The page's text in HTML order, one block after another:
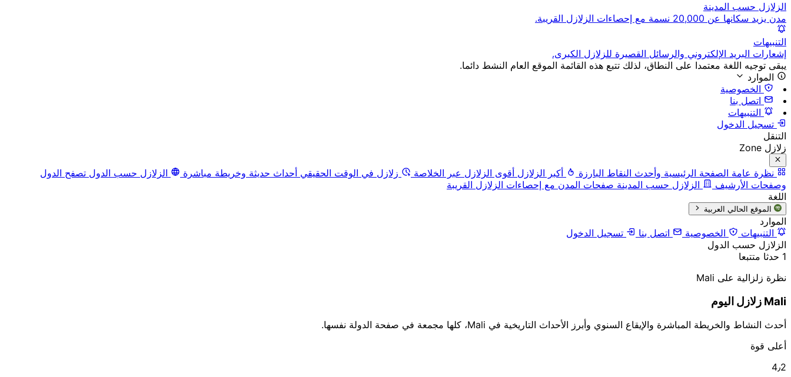
الزلازل حسب المدينة
مدن يزيد سكانها عن 20,000 نسمة مع إحصاءات الزلازل القريبة.
التنبيهات
إشعارات البريد الإلكتروني والرسائل القصيرة للزلازل الكبرى.
يبقى توجيه اللغة معتمدا على النطاق، لذلك تتبع هذه القائمة الموقع العام النشط دائما.
الموارد
الخصوصية
اتصل بنا
التنبيهات
تسجيل الدخول
التنقل
زلازل Zone
نظرة عامة الصفحة الرئيسية وأحدث النقاط البارزة أكبر الزلازل أقوى الزلازل عبر الخلاصة زلازل في الوقت الحقيقي أحداث حديثة وخريطة مباشرة الزلازل حسب الدول تصفح الدول
وصفحات الأرشيف
الزلازل حسب المدينة صفحات المدن مع إحصاءات الزلازل القريبة
اللغة
الموقع الحالي العربية
الموارد
التنبيهات
الخصوصية اتصل بنا
تسجيل الدخول
الزلازل حسب الدول
1 حدثا متتبعا
نظرة زلزالية على Mali
Mali زلازل اليوم
أحدث النشاط والخريطة المباشرة والإيقاع السنوي وأبرز الأحداث التاريخية في Mali، كلها مجمعة في صفحة الدولة نفسها.
أعلى قوة
4٫2